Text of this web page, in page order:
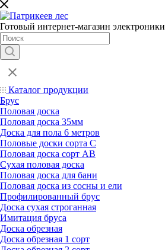
Готовый интернет-магазин электроники
Каталог продукции
Брус
Половая доска
Половая доска 35мм
Доска для пола 6 метров
Половые доски сорта С
Половая доска сорт АВ
Сухая половая доска
Половая доска для бани
Половая доска из сосны и ели
Профилированный брус
Доска сухая строганная
Имитация бруса
Доска обрезная
Доска обрезная 1 сорт